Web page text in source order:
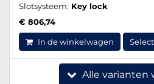
Slotsysteem: Key lock
€ 806,74
In de winkelwagen
Alle varianten